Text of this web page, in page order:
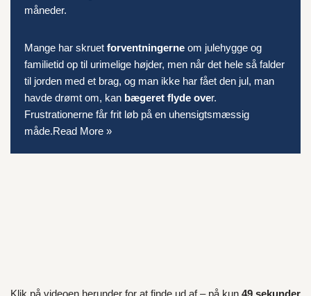
måneder.
Mange har skruet forventningerne om julehygge og
familietid op til urimelige højder, men når det hele så falder
til jorden med et brag, og man ikke har fået den jul, man
havde drømt om, kan bægeret flyde over.
Frustrationerne får frit løb på en uhensigtsmæssig
måde.Read More »
Klik på videoen herunder for at finde ud af – på kun 49 sekunder